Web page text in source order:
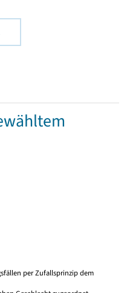
per Zufallsprinzip dem